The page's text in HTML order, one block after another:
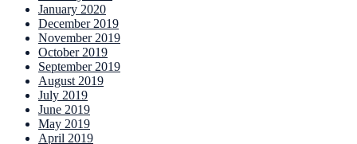
January 2020
December 2019
November 2019
October 2019
September 2019
August 2019
July 2019
June 2019
May 2019
April 2019